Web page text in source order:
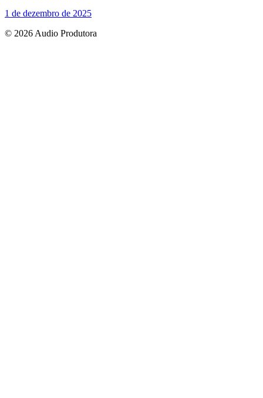
1 de dezembro de 2025
© 2026 Audio Produtora